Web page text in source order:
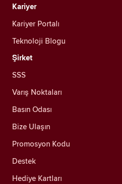
Kariyer
Kariyer Portalı
Teknoloji Blogu
Şirket
SSS
Varış Noktaları
Basın Odası
Bize Ulaşın
Promosyon Kodu
Destek
Hediye Kartları